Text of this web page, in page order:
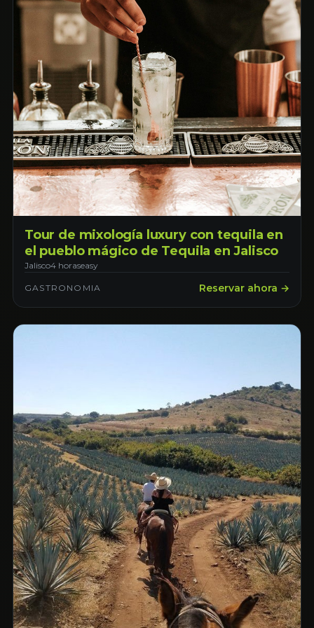
Tour de mixología luxury con tequila en
el pueblo mágico de Tequila en Jalisco
Jalisco4 horaseasy
GASTRONOMIA Reservar ahora →